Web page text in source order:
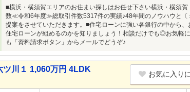
■横浜・横須賀エリアのお住まい探しはお任せ下さい横浜・横須
数≪令和6年度≫総取引件数5317件の実績♪48年間のノウハウと〔
提案をさせていただきます。■住宅ローンに強い各銀行の中から
住宅ローンが組めるのかを知りましょう！相談だけでも◎お気軽
も「資料請求ボタン」からメールでどうぞ♪
ツ川１ 1,060万円 4LDK
お気に入り